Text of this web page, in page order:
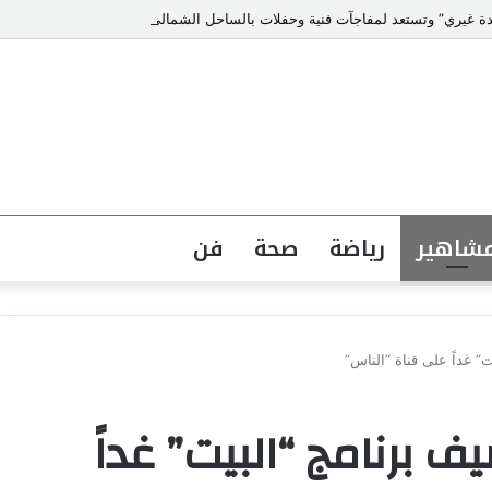
غيري” وتستعد لمفاجآت فنية وحفلات بالساحل الشمالي
رياضة صحة فن
غداً على قناة “الناس”
برنامج “البيت” غداً